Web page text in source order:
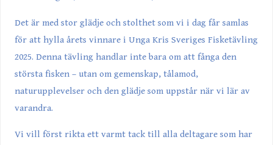
Det är med stor glädje och stolthet som vi i dag får samlas
för att hylla årets vinnare i Unga Kris Sveriges Fisketävling
2025. Denna tävling handlar inte bara om att fånga den
största fisken – utan om gemenskap, tålamod,
naturupplevelser och den glädje som uppstår när vi lär av
varandra.
Vi vill först rikta ett varmt tack till alla deltagare som har